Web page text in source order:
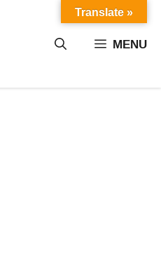
MENU
Translate »